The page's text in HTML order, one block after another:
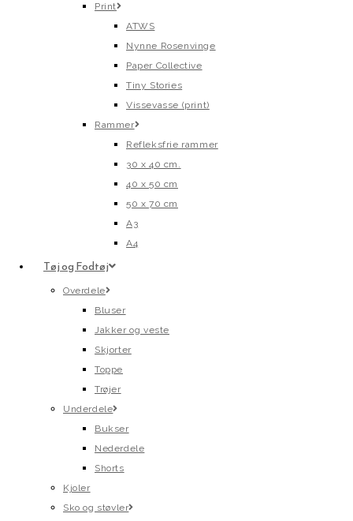
Print
ATWS
Nynne Rosenvinge
Paper Collective
Tiny Stories
Vissevasse (print)
Rammer
Refleksfrie rammer
30 x 40 cm.
40 x 50 cm
50 x 70 cm
A3
A4
Tøj og Fodtøj
Overdele
Bluser
Jakker og veste
Skjorter
Toppe
Trøjer
Underdele
Bukser
Nederdele
Shorts
Kjoler
Sko og støvler